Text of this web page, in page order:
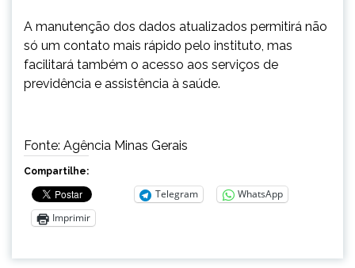
A manutenção dos dados atualizados permitirá não
só um contato mais rápido pelo instituto, mas
facilitará também o acesso aos serviços de
previdência e assistência à saúde.
Fonte: Agência Minas Gerais
Compartilhe:
Telegram
WhatsApp
Imprimir